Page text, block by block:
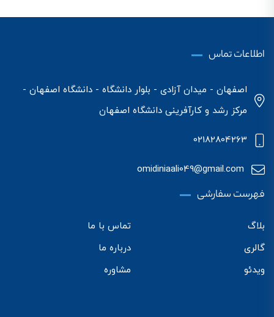
اطلاعات تماس
اصفهان - میدان آزادی - بلوار دانشگاه - دانشگاه اصفهان -
مرکز رشد و کارآفرینی دانشگاه اصفهان
02182804263
omidiniaali049@gmail.com
فهرست سفارشی
بلاگ
تماس با ما
گالری
درباره ما
ویدئو
مشاوره